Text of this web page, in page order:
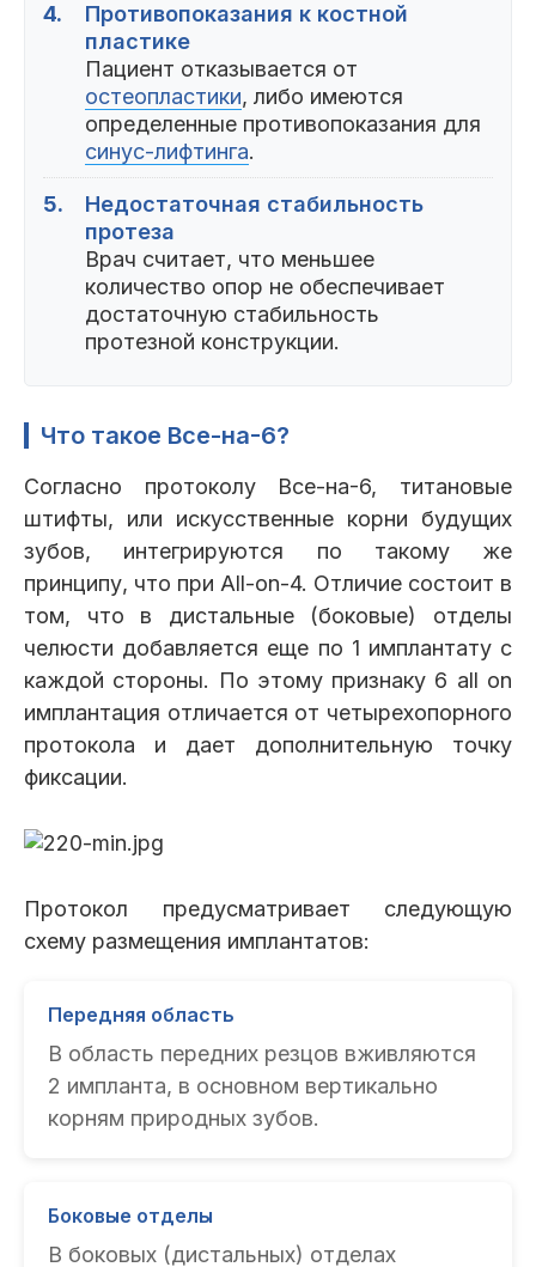
4.
Противопоказания к костной
пластике
Пациент отказывается от
остеопластики, либо имеются
определенные противопоказания для
синус-лифтинга.
5.
Недостаточная стабильность
протеза
Врач считает, что меньшее
количество опор не обеспечивает
достаточную стабильность
протезной конструкции.
Что такое Все-на-6?
Согласно протоколу Все-на-6, титановые
штифты, или искусственные корни будущих
зубов, интегрируются по такому же
принципу, что при All-on-4. Отличие состоит в
том, что в дистальные (боковые) отделы
челюсти добавляется еще по 1 имплантату с
каждой стороны. По этому признаку 6 all on
имплантация отличается от четырехопорного
протокола и дает дополнительную точку
фиксации.
Протокол предусматривает следующую
схему размещения имплантатов:
Передняя область
В область передних резцов вживляются
2 импланта, в основном вертикально
корням природных зубов.
Боковые отделы
В боковых (дистальных) отделах